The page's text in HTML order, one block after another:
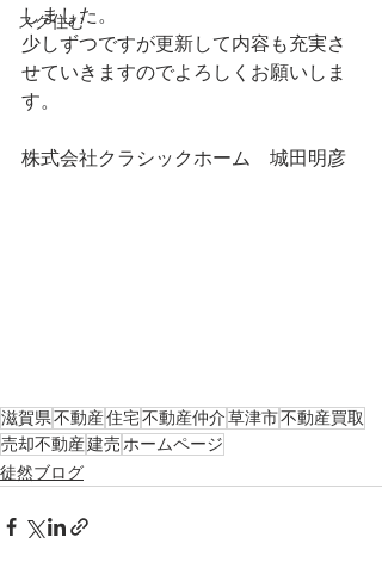
スグ住む
しました。
少しずつですが更新して内容も充実さ
せていきますのでよろしくお願いしま
す。
株式会社クラシックホーム　城田明彦
滋賀県不動産住宅不動産仲介草津市不動産買取
売却不動産建売 ホームページ
徒然ブログ